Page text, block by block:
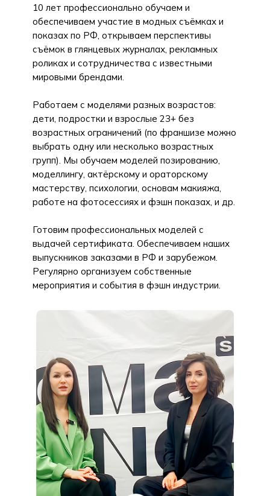
10 лет профессионально обучаем и
обеспечиваем участие в модных съёмках и
показах по РФ, открываем перспективы
съёмок в глянцевых журналах, рекламных
роликах и сотрудничества с известными
мировыми брендами.
Работаем с моделями разных возрастов:
дети, подростки и взрослые 23+ без
возрастных ограничений (по франшизе можно
выбрать одну или несколько возрастных
групп). Мы обучаем моделей позированию,
моделлингу, актёрскому и ораторскому
мастерству, психологии, основам макияжа,
работе на фотосессиях и фэшн показах, и др.
Готовим профессиональных моделей с
выдачей сертификата. Обеспечиваем наших
выпускников заказами в РФ и зарубежом.
Регулярно организуем собственные
мероприятия и события в фэшн индустрии.